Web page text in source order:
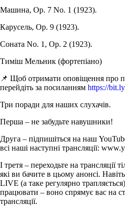
Машина, Op. 7 No. 1 (1923).
Карусель, Op. 9 (1923).
Соната No. 1, Op. 2 (1923).
Тиміш Мельник (фортепіано)
📌 Щоб отримати оповіщення про
перейдіть за посиланням https://
Три поради для наших слухачів.
Перша – не забудьте навушники!
Друга – підпишіться на наш
всі наші наступні трансляції:
І третя – переходьте на трансляції
які ви бачите в цьому анонсі.
LIVE (а таке регулярно
працювати – воно спрямує вас на
трансляції.